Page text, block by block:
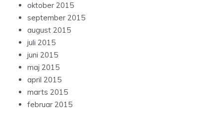
oktober 2015
september 2015
august 2015
juli 2015
juni 2015
maj 2015
april 2015
marts 2015
februar 2015